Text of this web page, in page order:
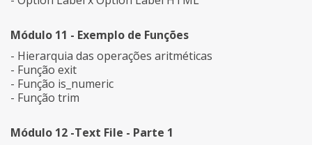
Módulo 11 - Exemplo de Funções
- Hierarquia das operações aritméticas
- Função exit
- Função is_numeric
- Função trim
Módulo 12 -Text File - Parte 1